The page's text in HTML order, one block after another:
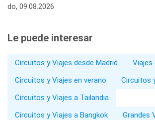
do, 09.08.2026
Le puede interesar
Circuitos y Viajes desde Madrid
Viajes
Circuitos y Viajes en verano
Circuitos
Circuitos y Viajes a Tailandia
Circuitos y Viajes a Bangkok
Grandes